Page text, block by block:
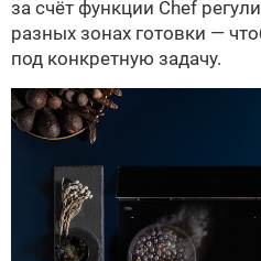
за счёт функции Chef
разных зонах готовки —
под конкретную задачу.